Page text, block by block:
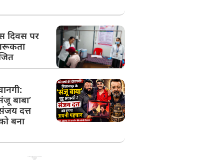
दिवस पर
बाबा’
दत्त
बना